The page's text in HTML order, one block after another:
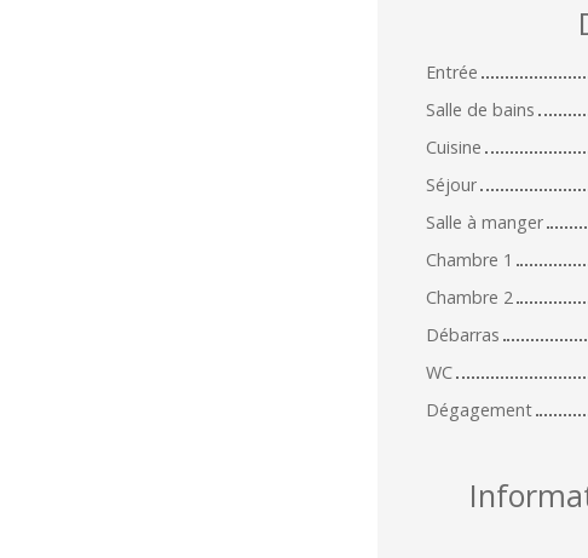
Entrée
Salle de bains
Cuisine
Séjour
Salle à manger
Chambre 1
Chambre 2
Débarras
WC
Dégagement